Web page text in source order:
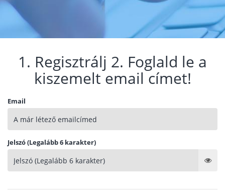
1. Regisztrálj 2. Foglald le a
kiszemelt email címet!
Email
Jelszó (Legalább 6 karakter)